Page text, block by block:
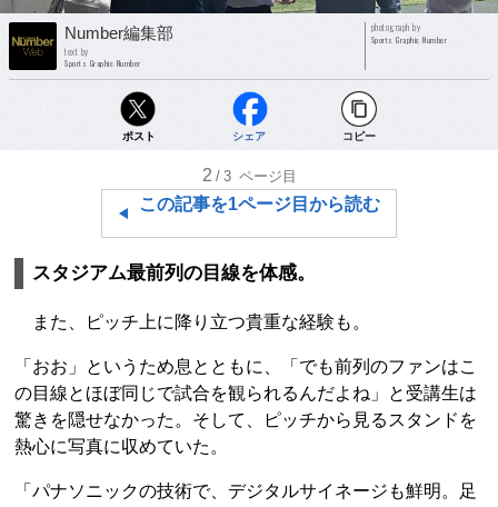
Number編集部
text by
Sports Graphic Number
photograph by
Sports Graphic Number
ポスト シェア コピー
2 /3 ページ目
この記事を1ページ目から読む
スタジアム最前列の目線を体感。
また、ピッチ上に降り立つ貴重な経験も。
「おお」というため息とともに、「でも前列のファンはこ
の目線とほぼ同じで試合を観られるんだよね」と受講生は
驚きを隠せなかった。そして、ピッチから見るスタンドを
熱心に写真に収めていた。
「パナソニックの技術で、デジタルサイネージも鮮明。足